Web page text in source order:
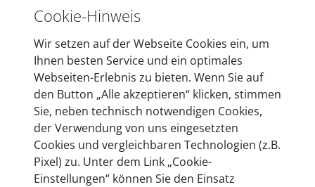
Mehr als 10 Jahre Erfahrung
In den Kfz-Diagnosegeräten von autoaid stecken
mehr als 10 Jahre Erfahrung, und auch in Zukunft
entwickeln wir unsere Produkte am Standort in
Berlin laufend weiter. Auf diese Qualität vertrauen
heute mehr als 60.000 Privatkunden und
Unternehmen.
Cookie-Hinweis
Wir setzen auf der Webseite Cookies ein, um
Ihnen besten Service und ein optimales
Webseiten-Erlebnis zu bieten. Wenn Sie auf
den Button „Alle akzeptieren“ klicken, stimmen
Sie, neben technisch notwendigen Cookies,
der Verwendung von uns eingesetzten
Cookies und vergleichbaren Technologien (z.B.
Pixel) zu. Unter dem Link „Cookie-
Einstellungen“ können Sie den Einsatz